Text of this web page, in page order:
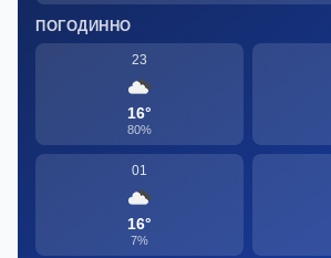
ПОГОДИННО
23
16°
80%
01
16°
7%